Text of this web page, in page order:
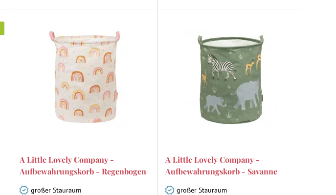
A Little Lovely Company -
Aufbewahrungskorb - Regenbogen
großer Stauraum
A Little Lovely Company -
Aufbewahrungskorb - Savanne
großer Stauraum